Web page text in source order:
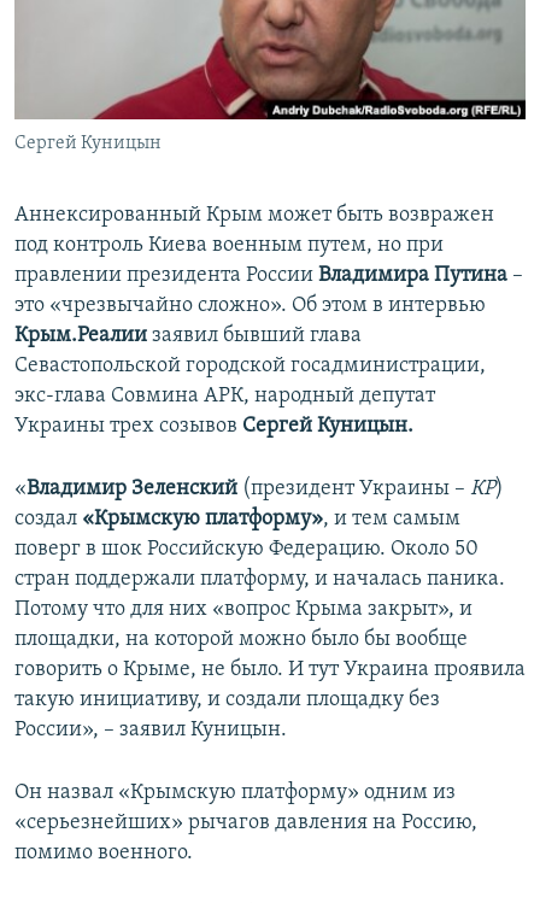
ПОБЕДИТЕЛЕЙ НЕ СУДЯТ?
КРЫМ.НЕПОКОРЕННЫЙ
УКРАИНСКАЯ ПРОБЛЕМА КРЫМА
Сергей Куницын
Аннексированный Крым может быть возвражен
под контроль Киева военным путем, но при
правлении президента России Владимира Путина –
это «чрезвычайно сложно». Об этом в интервью
Крым.Реалии заявил бывший глава
Севастопольской городской госадминистрации,
экс-глава Совмина АРК, народный депутат
Украины трех созывов Сергей Куницын.
«Владимир Зеленский (президент Украины – КР)
создал «Крымскую платформу», и тем самым
поверг в шок Российскую Федерацию. Около 50
стран поддержали платформу, и началась паника.
Потому что для них «вопрос Крыма закрыт», и
площадки, на которой можно было бы вообще
говорить о Крыме, не было. И тут Украина проявила
такую инициативу, и создали площадку без
России», – заявил Куницын.
Он назвал «Крымскую платформу» одним из
«серьезнейших» рычагов давления на Россию,
помимо военного.